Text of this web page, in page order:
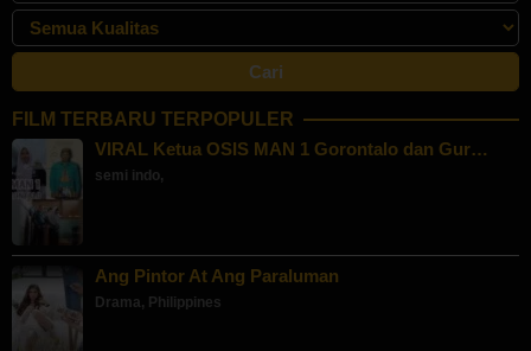
FILM TERBARU TERPOPULER
VIRAL Ketua OSIS MAN 1 Gorontalo dan Gur…
semi indo,
Ang Pintor At Ang Paraluman
Drama, Philippines